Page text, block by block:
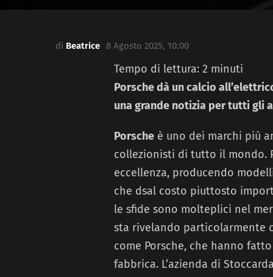
di Beatrice 8 Agosto 2025, 10:00
Tempo di lettura: 2 minuti
Porsche dà un calcio
una grande notizia per tutti gli
Porsche è uno dei marchi più
collezionisti di tutto il mondo.
eccellenza, producendo
che dsal costo piuttosto
le sfide sono molteplici nel
sta rivelando particolarmente
come Porsche, che hanno
fabbrica. L’azienda di